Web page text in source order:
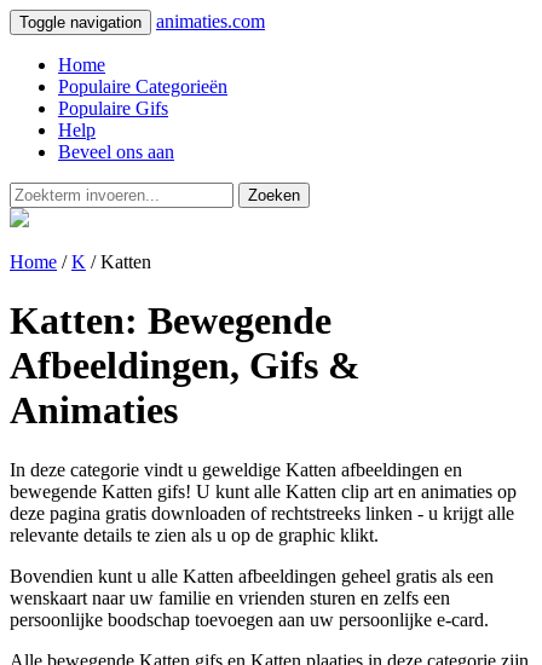
Toggle navigation animaties.com
Home
Populaire Categorieën
Populaire Gifs
Help
Beveel ons aan
Zoeken
Home /K / Katten
Katten: Bewegende
Afbeeldingen, Gifs &
Animaties
In deze categorie vindt u geweldige Katten afbeeldingen en
bewegende Katten gifs! U kunt alle Katten clip art en animaties op
deze pagina gratis downloaden of rechtstreeks linken - u krijgt alle
relevante details te zien als u op de graphic klikt.
Bovendien kunt u alle Katten afbeeldingen geheel gratis als een
wenskaart naar uw familie en vrienden sturen en zelfs een
persoonlijke boodschap toevoegen aan uw persoonlijke e-card.
Alle bewegende Katten gifs en Katten plaatjes in deze categorie zijn